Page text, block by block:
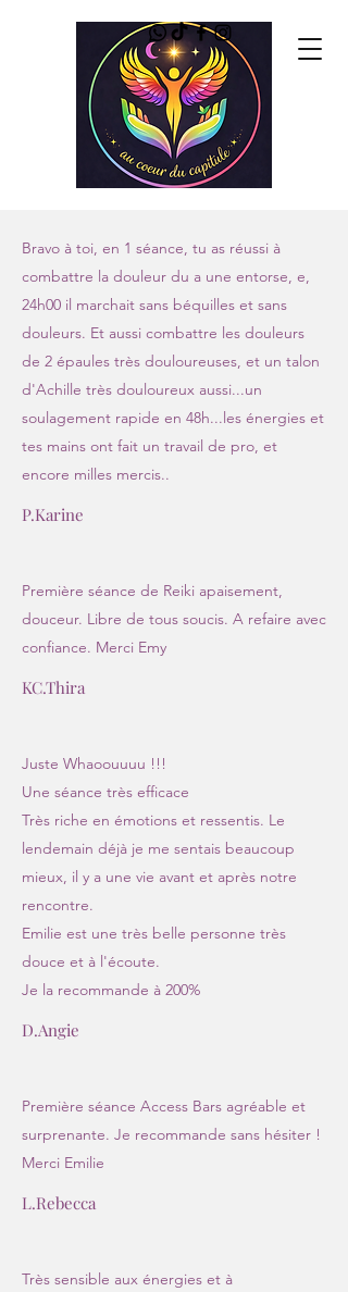
Bravo à toi, en 1 séance, tu as réussi à
combattre la douleur du a une entorse, e,
24h00 il marchait sans béquilles et sans
douleurs. Et aussi combattre les douleurs
de 2 épaules très douloureuses, et un talon
d'Achille très douloureux aussi...un
soulagement rapide en 48h...les énergies et
tes mains ont fait un travail de pro, et
encore milles mercis..
P.Karine
Première séance de Reiki apaisement,
douceur. Libre de tous soucis. A refaire avec
confiance. Merci Emy
KC.Thira
Juste Whaoouuuu !!!
Une séance très efficace
Très riche en émotions et ressentis. Le
lendemain déjà je me sentais beaucoup
mieux, il y a une vie avant et après notre
rencontre.
Emilie est une très belle personne très
douce et à l'écoute.
Je la recommande à 200%
D.Angie
Première séance Access Bars agréable et
surprenante. Je recommande sans hésiter !
Merci Emilie
L.Rebecca
Très sensible aux énergies et à